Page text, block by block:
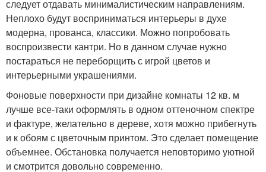
следует отдавать минималистическим направлениям.
Неплохо будут восприниматься интерьеры в духе
модерна, прованса, классики. Можно попробовать
воспроизвести кантри. Но в данном случае нужно
постараться не переборщить с игрой цветов и
интерьерными украшениями.
Фоновые поверхности при дизайне комнаты 12 кв. м
лучше все-таки оформлять в одном оттеночном спектре
и фактуре, желательно в дереве, хотя можно прибегнуть
и к обоям с цветочным принтом. Это сделает помещение
объемнее. Обстановка получается неповторимо уютной
и смотрится довольно современно.